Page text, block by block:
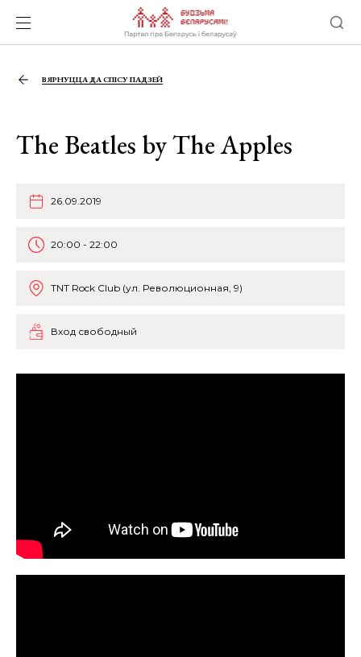
ВЯРНУЦЦА ДА СПІСУ ПАДЗЕЙ
The Beatles by The Apples
26.09.2019
20:00 - 22:00
TNT Rock Club (ул. Революционная, 9)
Вход свободный